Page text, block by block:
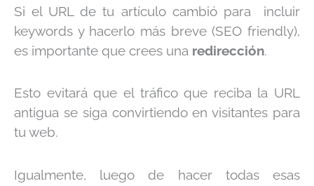
Si el URL de tu artículo cambió para incluir
keywords y hacerlo más breve (SEO friendly),
es importante que crees una redirección.
Esto evitará que el tráfico que reciba la URL
antigua se siga convirtiendo en visitantes para
tu web.
Igualmente, luego de hacer todas esas